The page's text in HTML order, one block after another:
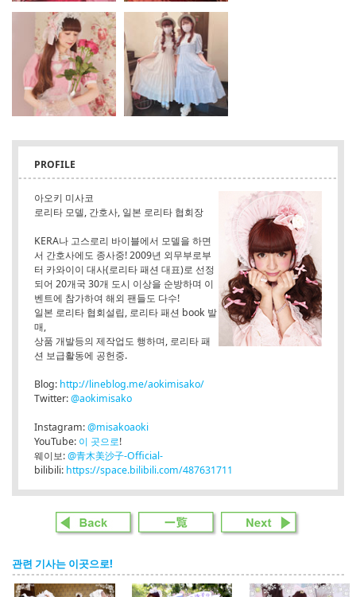
PROFILE
아오키 미사코
로리타 모델, 간호사, 일본 로리타 협회장
KERA나 고스로리 바이블에서 모델을 하면
서 간호사에도 종사중! 2009년 외무부로부
터 카와이이 대사(로리타 패션 대표)로 선정
되어 20개국 30개 도시 이상을 순방하며 이
벤트에 참가하여 해외 팬들도 다수!
일본 로리타 협회설립, 로리타 패션 book 발
매,
상품 개발등의 제작업도 행하며, 로리타 패
션 보급활동에 공헌중.
Blog: http://lineblog.me/aokimisako/
Twitter:@aokimisako
Instagram:@misakoaoki
YouTube: 이 곳으로!
웨이보:@青木美沙子-Official-
bilibili: https://space.bilibili.com/487631711
관련 기사는 이곳으로!